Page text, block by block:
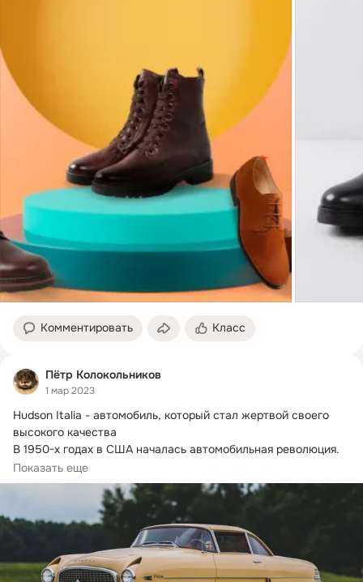
Комментировать Класс
Пётр Колокольников
1 мар 2023
Hudson Italia - автомобиль, который стал жертвой своего
высокого качества
В 1950-х годах в США началась автомобильная революция.
Сменявшие...
Показать еще